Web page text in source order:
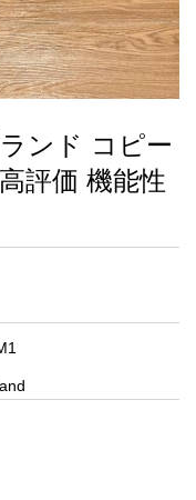
ンド コピー
評価 機能性